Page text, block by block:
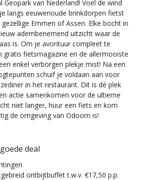
Geopark van Nederland! Voel de wind
langs eeuwenoude brinkdorpen fietst
Emmen of Assen. Elke bocht in
adembenemend uitzicht waar de
is. Om je avontuur compleet te
gratis fietsmagazine en de allermooiste
enkel verborgen plekje mist! Na een
schuif je voldaan aan voor
in het restaurant. Dit is dé plek
actie samenkomen voor de ultieme
niet langer, huur een fiets en kom
de omgeving van Odoorn is!
deal
ontbijtbuffet t.w.v. €17,50 p.p.